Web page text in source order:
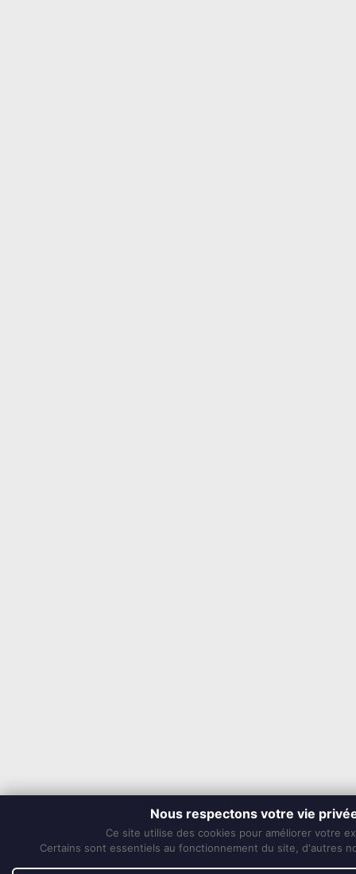
Nous respectons votre vie
Ce site utilise des cookies pour améliorer votre
Certains sont essentiels au fonctionnement du site, d'autres